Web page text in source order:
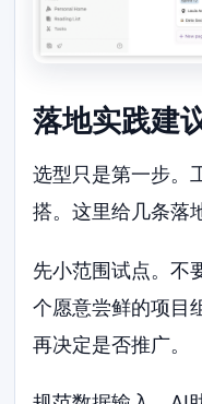
落地实践建
选型只是第一步。
搭。这里给几条落
先小范围试点。不
个愿意尝鲜的项目
再决定是否推广。